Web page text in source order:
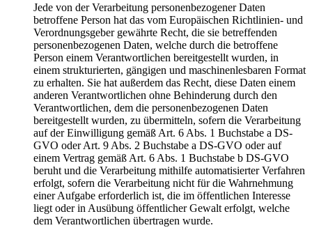
Jede von der Verarbeitung personenbezogener Daten
betroffene Person hat das vom Europäischen Richtlinien- und
Verordnungsgeber gewährte Recht, die sie betreffenden
personenbezogenen Daten, welche durch die betroffene
Person einem Verantwortlichen bereitgestellt wurden, in
einem strukturierten, gängigen und maschinenlesbaren Format
zu erhalten. Sie hat außerdem das Recht, diese Daten einem
anderen Verantwortlichen ohne Behinderung durch den
Verantwortlichen, dem die personenbezogenen Daten
bereitgestellt wurden, zu übermitteln, sofern die Verarbeitung
auf der Einwilligung gemäß Art. 6 Abs. 1 Buchstabe a DS-
GVO oder Art. 9 Abs. 2 Buchstabe a DS-GVO oder auf
einem Vertrag gemäß Art. 6 Abs. 1 Buchstabe b DS-GVO
beruht und die Verarbeitung mithilfe automatisierter Verfahren
erfolgt, sofern die Verarbeitung nicht für die Wahrnehmung
einer Aufgabe erforderlich ist, die im öffentlichen Interesse
liegt oder in Ausübung öffentlicher Gewalt erfolgt, welche
dem Verantwortlichen übertragen wurde.